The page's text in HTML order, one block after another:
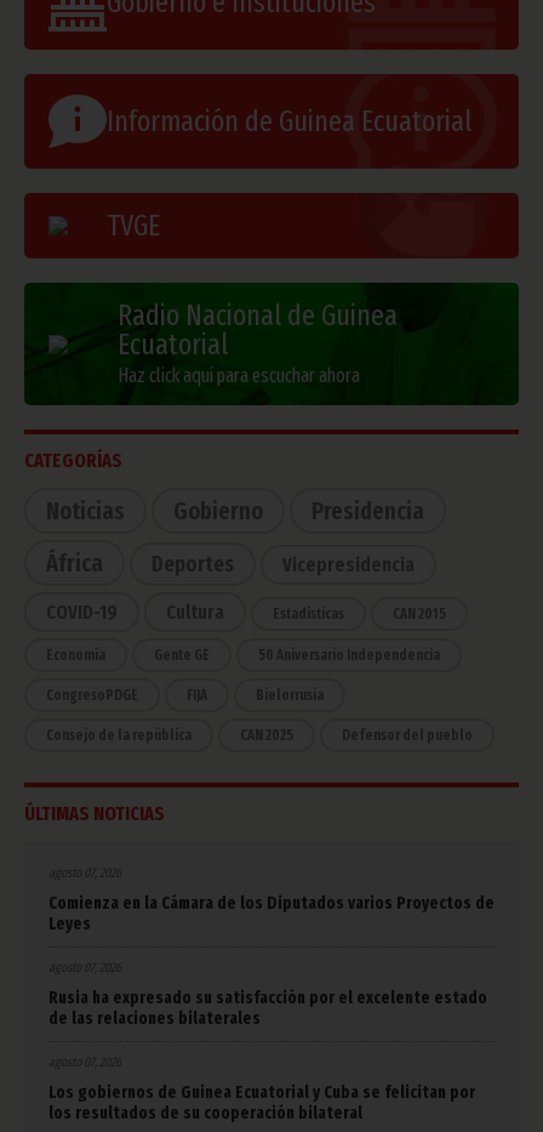
Información de Guinea Ecuatorial
TVGE
Radio Nacional de Guinea
Ecuatorial
Haz click aquí para escuchar ahora
CATEGORÍAS
Noticias Gobierno
Presidencia
África
Deportes Vicepresidencia
COVID-19 Cultura Estadísticas CAN 2015
Economía Gente GE 50 Aniversario Independencia
CongresoPDGE FIJA Bielorrusia
Consejo de la república CAN 2025 Defensor del pueblo
ÚLTIMAS NOTICIAS
agosto 07, 2026
Comienza en la Cámara de los Diputados varios Proyectos de
Leyes
agosto 07, 2026
Rusia ha expresado su satisfacción por el excelente estado
de las relaciones bilaterales
agosto 07, 2026
Los gobiernos de Guinea Ecuatorial y Cuba se felicitan por
los resultados de su cooperación bilateral